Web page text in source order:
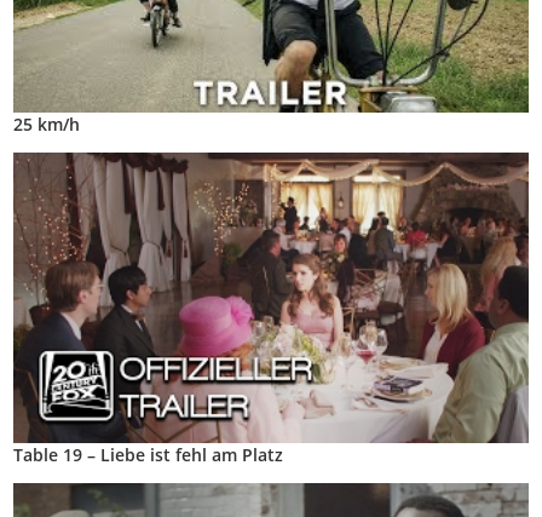
25 km/h
Table 19 – Liebe ist fehl am Platz